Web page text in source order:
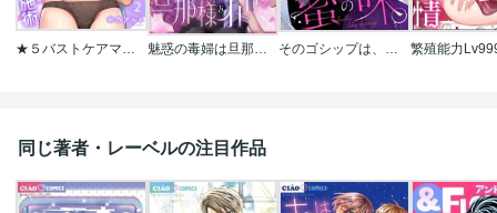
魅惑の毒婦は旦那様をオトしたい
同じ著者・レーベルの注目作品